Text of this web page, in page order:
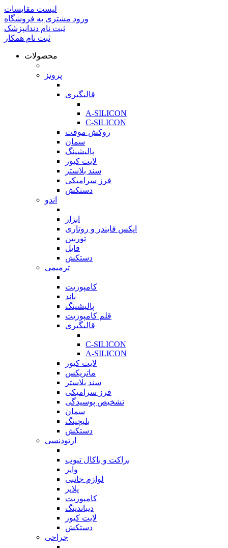
لیست مقایسات
ورود مشتری به فروشگاه
ثبت نام دندانپزشک
ثبت نام همکار
محصولات
پروتز
قالبگیری
A-SILICON
C-SILICON
روکش موقت
سمان
پالیشینگ
لایت کیور
سند بلاستر
فرز سرامیکی
دستکش
اندو
ابزار
اپکس فایندر و روتاری
توربین
فایل
دستکش
ترمیمی
کامپوزیت
باند
پالیشینگ
قلم کامپوزیت
قالبگیری
C-SILICON
A-SILICON
لایت کیور
ماتریکس
سند بلاستر
فرز سرامیکی
تشخیص پوسیدگی
سمان
بلیچینگ
دستکش
ارتودنسی
براکت و باکال تیوب
وایر
لوازم جانبی
پلایر
کامپوزیت
دیباندینگ
لایت کیور
دستکش
جراحی